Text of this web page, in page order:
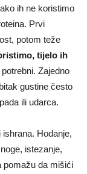
ih ne koristimo
Prvi
potom teže
tijelo ih
Zajedno
gustine često
ili udarca.
Hodanje,
istezanje,
pomažu da mišići